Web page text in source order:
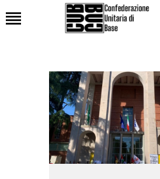
HOME
CHI SIAMO
SEDI
NEWS
PODCAST CUB